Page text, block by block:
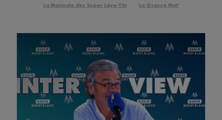
La Matinale des Super Lève-Tôt La Grasse Mat'